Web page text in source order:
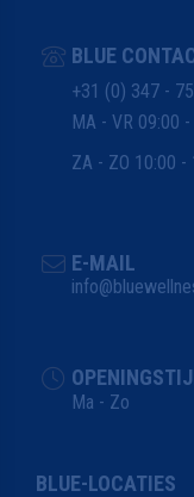
BLUE
+31 (0) 347 -
MA - VR 09:00
ZA - ZO 10:00 -
E-MAIL
Ma - Zo
BLUE-LOCATIES